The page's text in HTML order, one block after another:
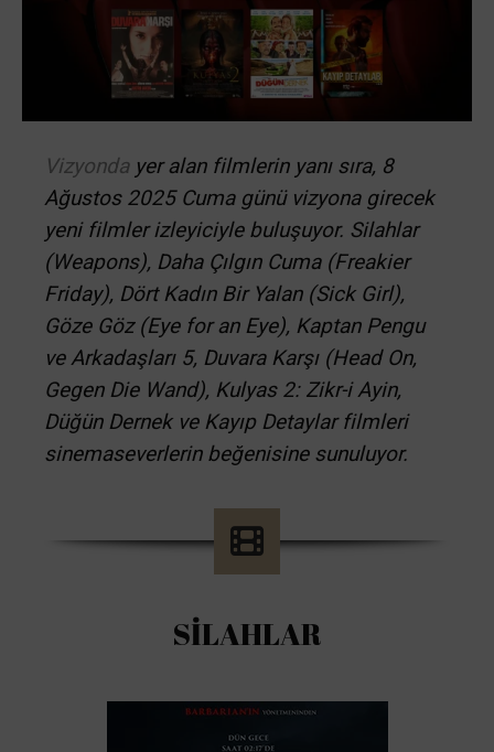
Vizyondayer alan filmlerin yanı sıra, 8
Ağustos 2025 Cuma günü vizyona girecek
yeni filmler izleyiciyle buluşuyor. Silahlar
(Weapons), Daha Çılgın Cuma (Freakier
Friday), Dört Kadın Bir Yalan (Sick Girl),
Göze Göz (Eye for an Eye), Kaptan Pengu
ve Arkadaşları 5, Duvara Karşı (Head On,
Gegen Die Wand), Kulyas 2: Zikr-i Ayin,
Düğün Dernek ve Kayıp Detaylar filmleri
sinemaseverlerin beğenisine sunuluyor.
SİLAHLAR